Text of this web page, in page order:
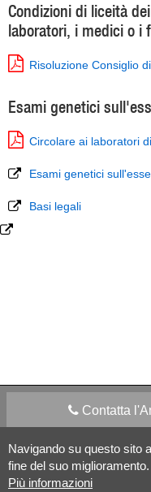
Navigando su questo sito
fine del suo miglioramento.
Più informazioni
Condizioni di liceità
laboratori, i medici o i
Risoluzione Consiglio
Esami genetici
Circolare ai laboratori
Esami genetici
Basi legali
Contatta
Apps Mobile